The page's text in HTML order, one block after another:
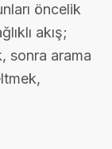
öncelik
akış;
sonra arama